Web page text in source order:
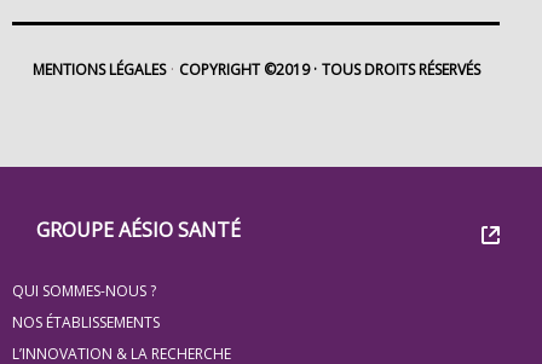
Groupe
Eovi
pour
GROUPE AÉSIO SANTÉ
QUI SOMMES-NOUS ?
NOS ÉTABLISSEMENTS
L’INNOVATION & LA RECHERCHE
MENTIONS LÉGALES COPYRIGHT ©2019 TOUS DROITS RÉSERVÉS